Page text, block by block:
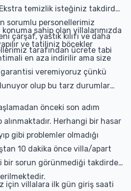
Ekstra temizlik isteğiniz takdirde
sorumlu personellerimiz
çarşaf, yastık kılıfı ve daha
tarafından ücrete tabi
sahip olan villalarımızda
ve tatiliniz böcekler
en aza indirilir ama size
garantisi veremiyoruz çünkü
olup bu tarz durumlar
önceki son adım
Herhangi bir hasar
gibi problemler olmadığı
10 dakika önce villa/apart
bir sorun görünmediği takdirde
için villalara ilk gün giriş saati